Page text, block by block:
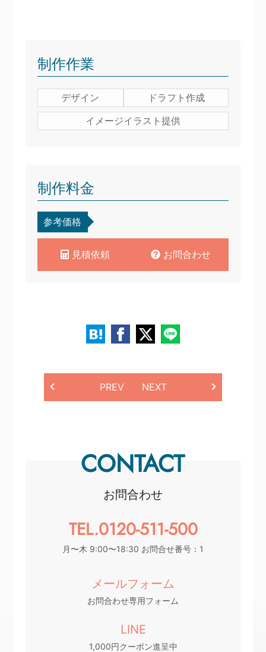
制作作業
デザイン
ドラフト作成
イメージイラスト提供
制作料金
参考価格
見積依頼 お問合わせ
PREV NEXT
CONTACT
お問合わせ
TEL.0120-511-500
月〜木 9:00〜18:30 お問合せ番号：1
メールフォーム
お問合わせ専用フォーム
LINE
1,000円クーポン進呈中